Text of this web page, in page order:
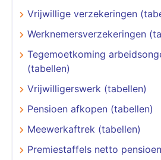
Vrijwillige verzekeringen
Werknemersverzekeringen
Tegemoetkoming
(tabellen)
Vrijwilligerswerk (tabellen)
Pensioen afkopen (tabellen)
Meewerkaftrek (tabellen)
Premiestaffels netto